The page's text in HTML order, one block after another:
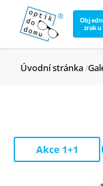
zraku
Úvodní stránka
Akce 1+1